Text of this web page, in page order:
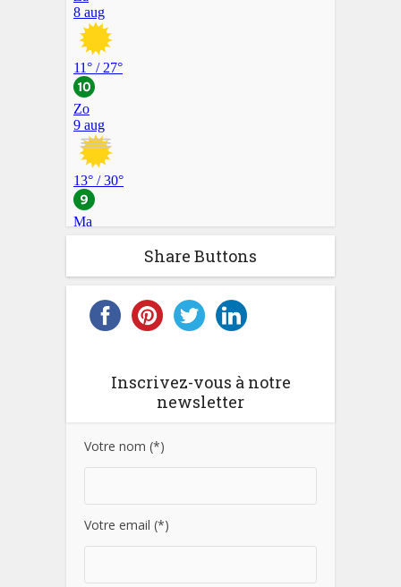
Share Buttons
Inscrivez-vous à notre
newsletter
Votre nom (*)
Votre email (*)